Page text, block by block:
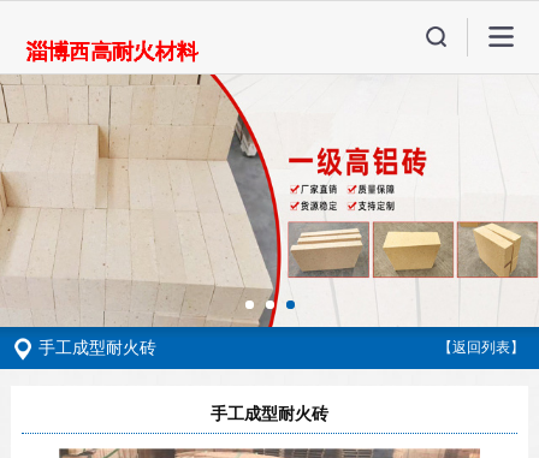
手工成型耐火砖 【返回列表】
手工成型耐火砖